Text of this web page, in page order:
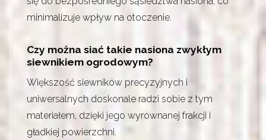
minimalizuje wpływ na otoczenie.
Czy można siać takie nasiona zwykłym
siewnikiem ogrodowym?
Większość siewników precyzyjnych i
uniwersalnych doskonale radzi sobie z tym
materiałem, dzięki jego wyrównanej frakcji i
gładkiej powierzchni.